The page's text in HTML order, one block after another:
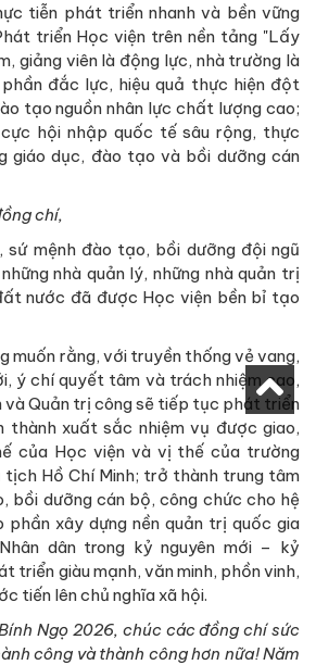
tiễn phát triển nhanh và bền vững
triển Học viện trên nền tảng "Lấy
giảng viên là động lực, nhà trường là
đắc lực, hiệu quả thực hiện đột
tạo nguồn nhân lực chất lượng cao;
hội nhập quốc tế sâu rộng, thực
giáo dục, đào tạo và bồi dưỡng cán
chí,
mệnh đào tạo, bồi dưỡng đội ngũ
nhà quản lý, những nhà quản trị
nước đã được Học viện bền bỉ tạo
muốn rằng, với truyền thống vẻ vang,
ý chí quyết tâm và trách nhiệm cao,
và Quản trị công sẽ tiếp tục phát triển
thành xuất sắc nhiệm vụ được giao,
của Học viện và vị thế của trường
tịch Hồ Chí Minh; trở thành trung tâm
bồi dưỡng cán bộ, công chức cho hệ
xây dựng nền quản trị quốc gia
dân trong kỷ nguyên mới – kỷ
triển giàu mạnh, văn minh, phồn vinh,
tiến lên chủ nghĩa xã hội.
Ngọ 2026, chúc các đồng chí sức
công và thành công hơn nữa! Năm